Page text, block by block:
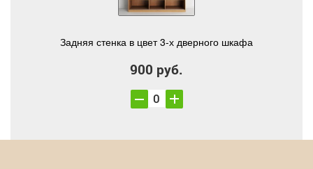
Задняя стенка в цвет 3-х дверного шкафа
900 руб.